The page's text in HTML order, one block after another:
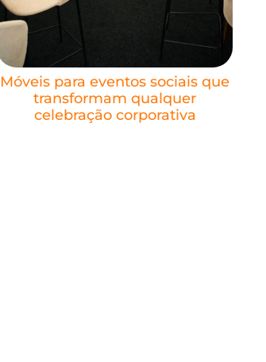
Móveis para eventos sociais que
transformam qualquer
celebração corporativa